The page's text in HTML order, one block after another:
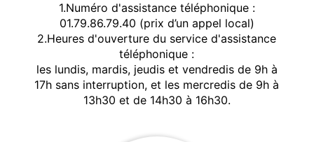
1.Numéro d'assistance téléphonique :
01.79.86.79.40 (prix d’un appel local)
2.Heures d'ouverture du service d'assistance
téléphonique :
les lundis, mardis, jeudis et vendredis de 9h à
17h sans interruption, et les mercredis de 9h à
13h30 et de 14h30 à 16h30.